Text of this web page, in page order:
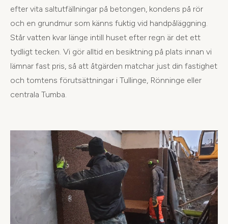
efter vita saltutfällningar på betongen, kondens på rör
och en grundmur som känns fuktig vid handpåläggning.
Står vatten kvar länge intill huset efter regn är det ett
tydligt tecken. Vi gör alltid en besiktning på plats innan vi
lämnar fast pris, så att åtgärden matchar just din fastighet
och tomtens förutsättningar i Tullinge, Rönninge eller
centrala Tumba.